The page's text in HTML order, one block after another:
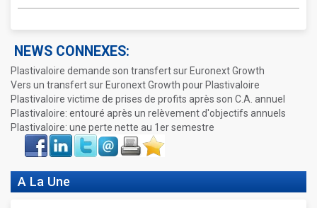
NEWS CONNEXES:
Plastivaloire demande son transfert sur Euronext Growth
Vers un transfert sur Euronext Growth pour Plastivaloire
Plastivaloire victime de prises de profits après son C.A. annuel
Plastivaloire: entouré après un relèvement d'objectifs annuels
Plastivaloire: une perte nette au 1er semestre
Face
book
LinkIn Twitter Envoyer ImprimerFavoris
A La Une